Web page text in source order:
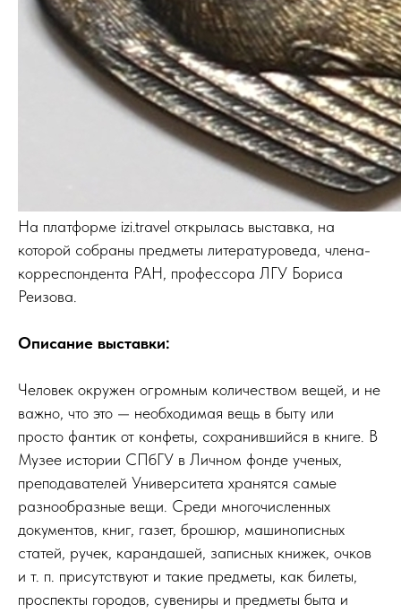
На платформе izi.travel открылась выставка, на
которой собраны предметы литературоведа, члена-
корреспондента РАН, профессора ЛГУ Бориса
Реизова.
Описание выставки:
Человек окружен огромным количеством вещей, и не
важно, что это — необходимая вещь в быту или
просто фантик от конфеты, сохранившийся в книге. В
Музее истории СПбГУ в Личном фонде ученых,
преподавателей Университета хранятся самые
разнообразные вещи. Среди многочисленных
документов, книг, газет, брошюр, машинописных
статей, ручек, карандашей, записных книжек, очков
и т. п. присутствуют и такие предметы, как билеты,
проспекты городов, сувениры и предметы быта и